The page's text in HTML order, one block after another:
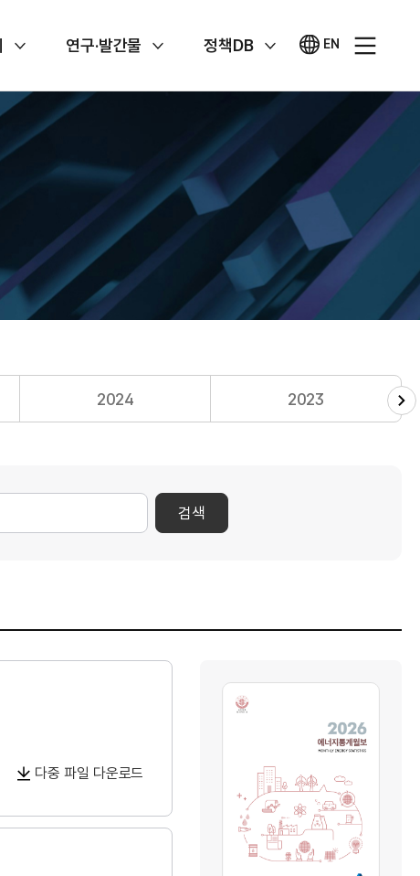
EN
영문
연구·발간물 정책DB
2024 2023
검색
다중 파일 다운로드